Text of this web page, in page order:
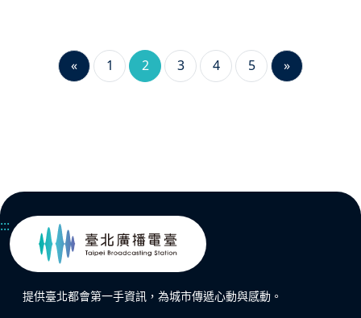
社會的風貌，感受旅途中的見聞與思索。
« 1 2 3 4 5 »
:::
提供臺北都會第一手資訊，為城市傳遞心動與感動。